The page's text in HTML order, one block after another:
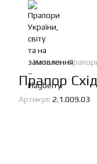
Каталог
Прапор
Артикул: 2.1.009.03